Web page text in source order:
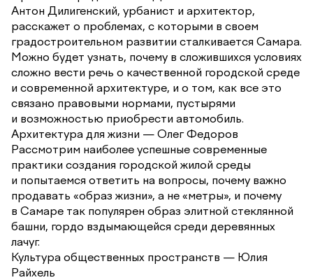
Антон Дилигенский, урбанист и архитектор,
расскажет о проблемах, с которыми в своем
градостроительном развитии сталкивается Самара.
Можно будет узнать, почему в сложившихся условиях
сложно вести речь о качественной городской среде
и современной архитектуре, и о том, как все это
связано правовыми нормами, пустырями
и возможностью приобрести автомобиль.
Архитектура для жизни — Олег Федоров
Рассмотрим наиболее успешные современные
практики создания городской жилой среды
и попытаемся ответить на вопросы, почему важно
продавать «образ жизни», а не «метры», и почему
в Самаре так популярен образ элитной стеклянной
башни, гордо вздымающейся среди деревянных
лачуг.
Культура общественных пространств — Юлия
Райхель